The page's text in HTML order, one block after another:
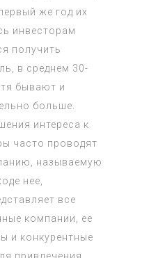
же год их
инвесторам
получить
в среднем 30-
бывают и
больше.
интереса к
часто проводят
называемую
нее,
все
компании, ее
и конкурентные